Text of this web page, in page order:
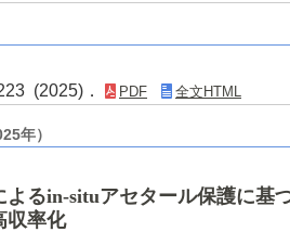
(2025)． PDF 全文HTML
年）
よるin-situアセタール保護に基
収率化